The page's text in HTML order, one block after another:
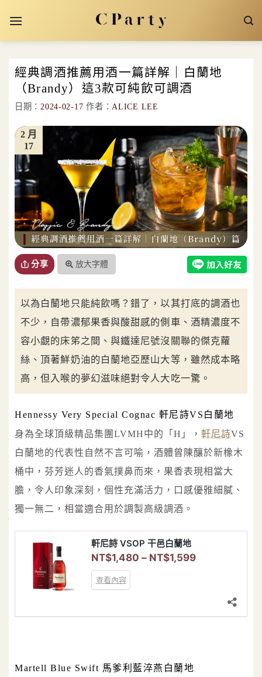
經典調酒推薦用酒一篇詳解｜白蘭地
（Brandy）這3款可純飲可調酒
日期：2024-02-17 作者：ALICE LEE
17
2 月
分享 放大字體
以為白蘭地只能純飲嗎？錯了，以其打底的調酒也
不少，自帶濃郁果香與酸甜感的側車、酒精濃度不
容小覷的床笫之間、與鐵達尼號沒關聯的傑克蘿
絲、頂著鮮奶油的白蘭地亞歷山大等，雖然成本略
高，但入喉的夢幻滋味絕對令人大吃一驚。
Hennessy Very Special Cognac 軒尼詩VS白蘭地
身為全球頂級精品集團LVMH中的「H」， 軒尼詩VS
白蘭地的代表性自然不言可喻，酒體曾陳釀於新橡木
桶中，芬芳迷人的香氣撲鼻而來，果香表現相當大
膽，令人印象深刻，個性充滿活力，口感優雅細膩、
獨一無二，相當適合用於調製高級調酒。
Martell Blue Swift 馬爹利藍淬燕白蘭地